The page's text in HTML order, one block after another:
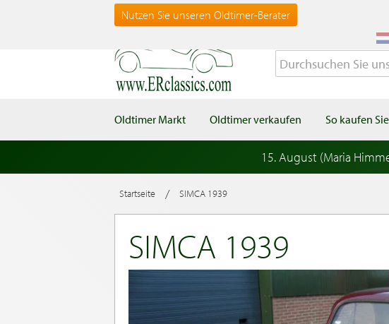
Nutzen Sie unseren Oldtimer-Berater
Oldtimer Markt Oldtimer verkaufen So kaufen Sie
15. August (Maria
Startseite / SIMCA 1939
SIMCA 1939